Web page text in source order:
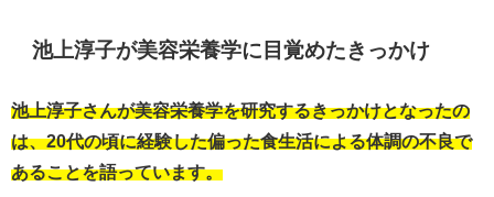
池上淳子が美容栄養学に目覚めたきっかけ
池上淳子さんが美容栄養学を研究するきっかけとなったの
は、20代の頃に経験した偏った食生活による体調の不良で
あることを語っています。